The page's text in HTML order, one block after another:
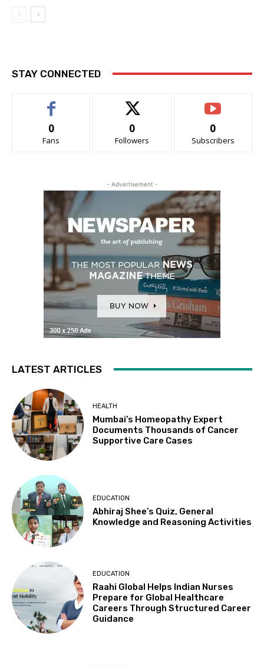
STAY CONNECTED
0
Fans
0
Followers
0
Subscribers
- Advertisement -
LATEST ARTICLES
HEALTH
Mumbai’s Homeopathy Expert
Documents Thousands of Cancer
Supportive Care Cases
EDUCATION
Abhiraj Shee’s Quiz, General
Knowledge and Reasoning Activities
EDUCATION
Raahi Global Helps Indian Nurses
Prepare for Global Healthcare
Careers Through Structured Career
Guidance